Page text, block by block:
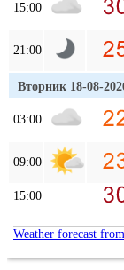
15:00
21:00
Вторник 18-08-
03:00
09:00
15:00
Weather forecast